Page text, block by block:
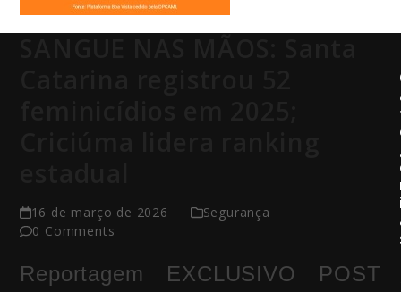
16 de março de 2026
Segurança
0 Comments
Reportagem EXCLUSIVO POST